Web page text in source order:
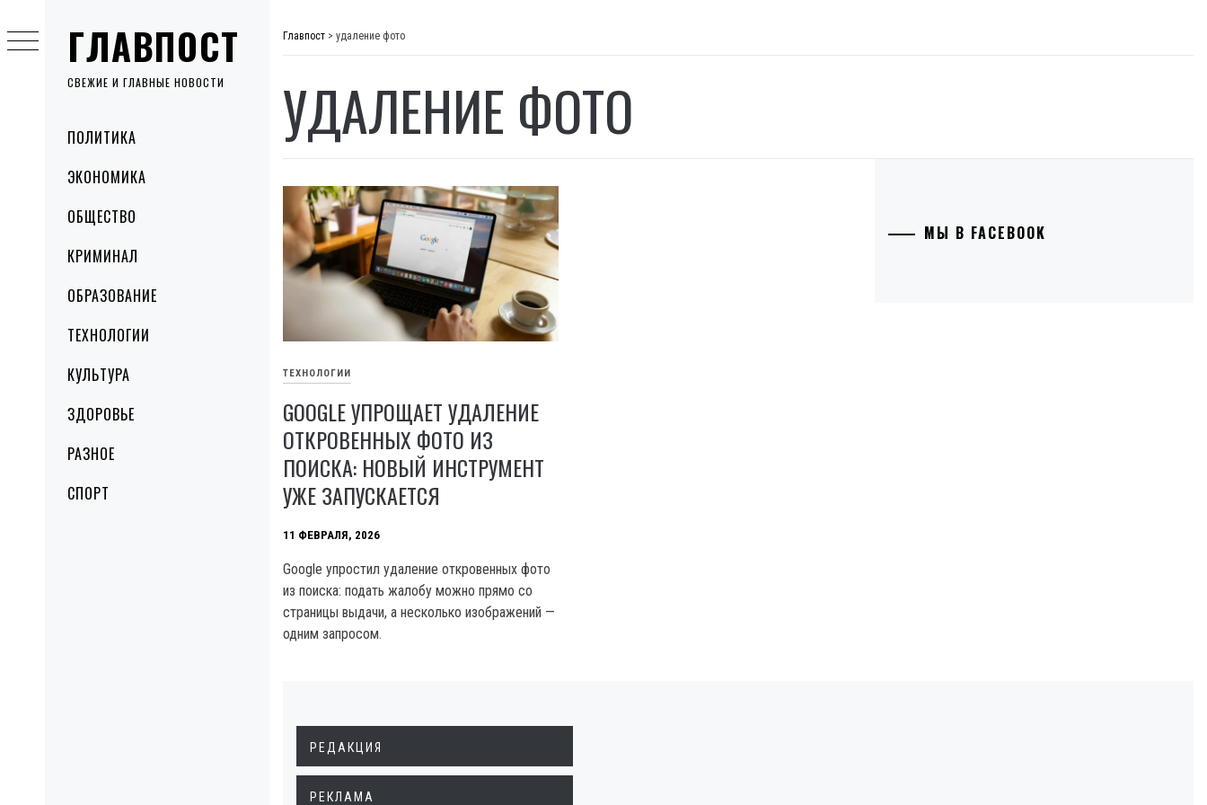
ГЛАВПОСТ
СВЕЖИЕ И ГЛАВНЫЕ НОВОСТИ
MenuПОЛИТИКА
ЭКОНОМИКА
ОБЩЕСТВО
КРИМИНАЛ
ОБРАЗОВАНИЕ
ТЕХНОЛОГИИ
КУЛЬТУРА
ЗДОРОВЬЕ
РАЗНОЕ
СПОРТ
to
content
Главпост > удаление фото
УДАЛЕНИЕ ФОТО
ТЕХНОЛОГИИ
GOOGLE УПРОЩАЕТ УДАЛЕНИЕ
ОТКРОВЕННЫХ ФОТО ИЗ
ПОИСКА: НОВЫЙ ИНСТРУМЕНТ
УЖЕ ЗАПУСКАЕТСЯ
11 ФЕВРАЛЯ, 2026
Google упростил удаление откровенных фото
из поиска: подать жалобу можно прямо со
страницы выдачи, а несколько изображений —
одним запросом.
МЫ В FACEBOOK
РЕДАКЦИЯ
РЕКЛАМА